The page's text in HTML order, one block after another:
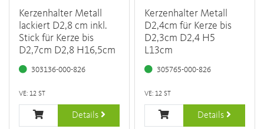
Kerzenhalter Metall
lackiert D2,8 cm inkl.
Stick für Kerze bis
D2,7cm D2,8 H16,5cm
303136-000-826
VE: 12 ST
Details
Kerzenhalter Metall
D2,4cm für Kerze bis
D2,3cm D2,4 H5
L13cm
305765-000-826
VE: 12 ST
Details